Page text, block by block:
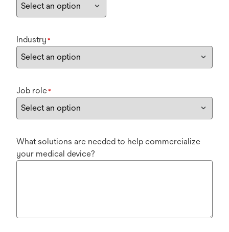
Industry *
Job role*
What solutions are needed to help commercialize
your medical device?